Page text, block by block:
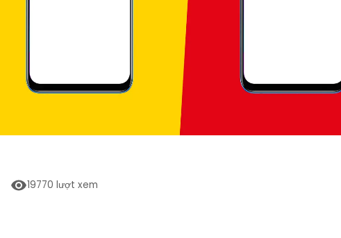
19770 lượt xem